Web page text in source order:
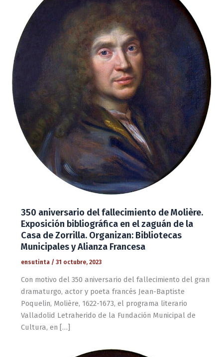
350 aniversario del fallecimiento de Molière.
Exposición bibliográfica en el zaguán de la
Casa de Zorrilla. Organizan: Bibliotecas
Municipales y Alianza Francesa
ensutinta / 31 octubre, 2023
Con motivo del 350 aniversario del fallecimiento del gran
dramaturgo, actor y poeta francés Jean-Baptiste
Poquelin, Molière, 1622-1673, el programa literario
Valladolid Letraherido de la Fundación Municipal de
Cultura, en […]